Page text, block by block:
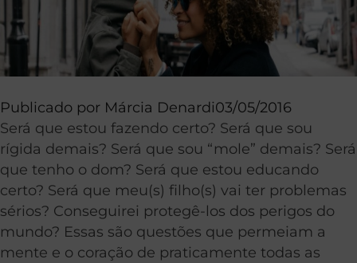
Publicado por Márcia Denardi03/05/2016
Será que estou fazendo certo? Será que sou
rígida demais? Será que sou “mole” demais? Será
que tenho o dom? Será que estou educando
certo? Será que meu(s) filho(s) vai ter problemas
sérios? Conseguirei protegê-los dos perigos do
mundo? Essas são questões que permeiam a
mente e o coração de praticamente todas as